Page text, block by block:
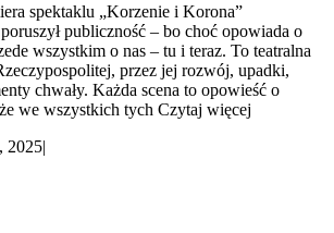
spektaklu „Korzenie i Korona”
publiczność – bo choć opowiada o
wszystkim o nas – tu i teraz. To teatralna
przez jej rozwój, upadki,
chwały. Każda scena to opowieść o
we wszystkich tych Czytaj więcej
2025|